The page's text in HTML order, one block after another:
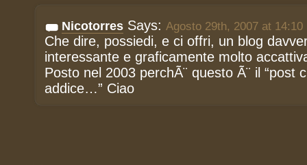
Nicotorres Says: Agosto 29th, 2007 at 14:10
Che dire, possiedi, e ci offri, un blog
interessante e graficamente molto
Posto nel 2003 perchÃ¨ questo Ã¨ il “post
addice…” Ciao